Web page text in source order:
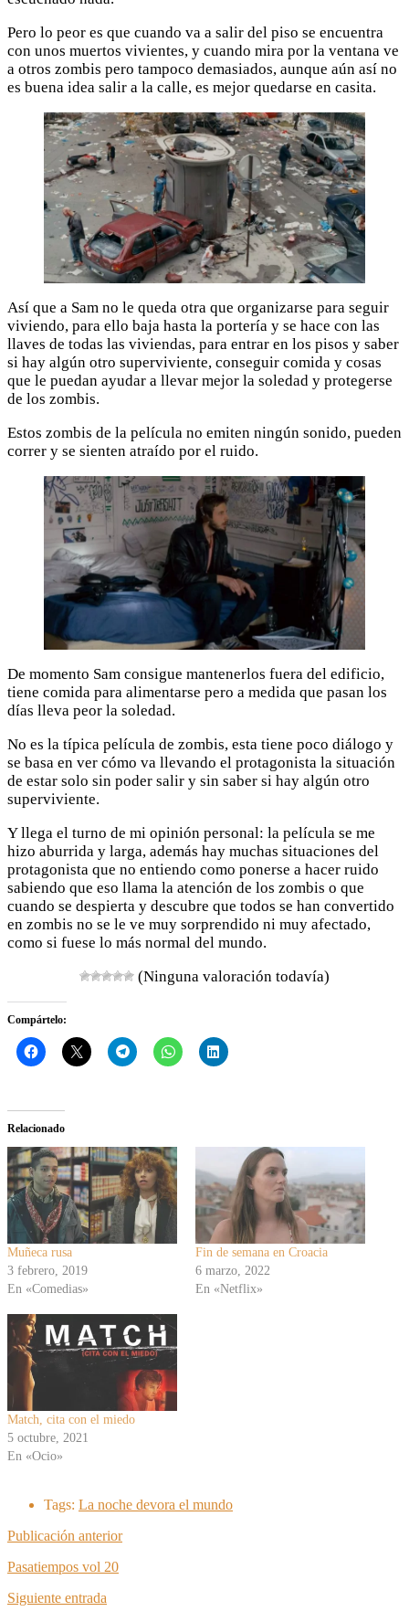
Pero lo peor es que cuando va a salir del piso se encuentra
con unos muertos vivientes, y cuando mira por la ventana ve
a otros zombis pero tampoco demasiados, aunque aún así no
es buena idea salir a la calle, es mejor quedarse en casita.
Así que a Sam no le queda otra que organizarse para seguir
viviendo, para ello baja hasta la portería y se hace con las
llaves de todas las viviendas, para entrar en los pisos y saber
si hay algún otro superviviente, conseguir comida y cosas
que le puedan ayudar a llevar mejor la soledad y protegerse
de los zombis.
Estos zombis de la película no emiten ningún sonido, pueden
correr y se sienten atraído por el ruido.
De momento Sam consigue mantenerlos fuera del edificio,
tiene comida para alimentarse pero a medida que pasan los
días lleva peor la soledad.
No es la típica película de zombis, esta tiene poco diálogo y
se basa en ver cómo va llevando el protagonista la situación
de estar solo sin poder salir y sin saber si hay algún otro
superviviente.
Y llega el turno de mi opinión personal: la película se me
hizo aburrida y larga, además hay muchas situaciones del
protagonista que no entiendo como ponerse a hacer ruido
sabiendo que eso llama la atención de los zombis o que
cuando se despierta y descubre que todos se han convertido
en zombis no se le ve muy sorprendido ni muy afectado,
como si fuese lo más normal del mundo.
(Ninguna valoración todavía)
Compártelo:
Relacionado
Muñeca rusa
3 febrero, 2019
En «Comedias»
Fin de semana en Croacia
6 marzo, 2022
En «Netflix»
Match, cita con el miedo
5 octubre, 2021
En «Ocio»
Tags: La noche devora el mundo
Publicación anterior
Pasatiempos vol 20
Siguiente entrada